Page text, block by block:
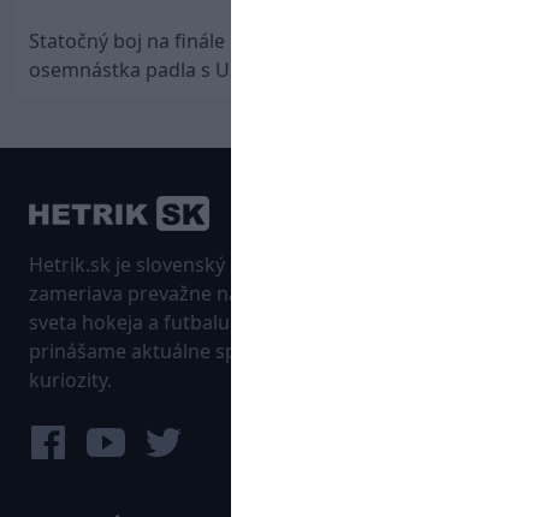
Statočný boj na finále nestačil: Slovenská
osemnástka padla s USA a zabojuje o bronz
Hetrik.sk je slovenský športový portál, ktorý sa
zameriava prevažne na najnovšie informácie zo
sveta hokeja a futbalu. Pravidelne na dennej báze
prinášame aktuálne správy, góly, zaujímavosti a
kuriozity.